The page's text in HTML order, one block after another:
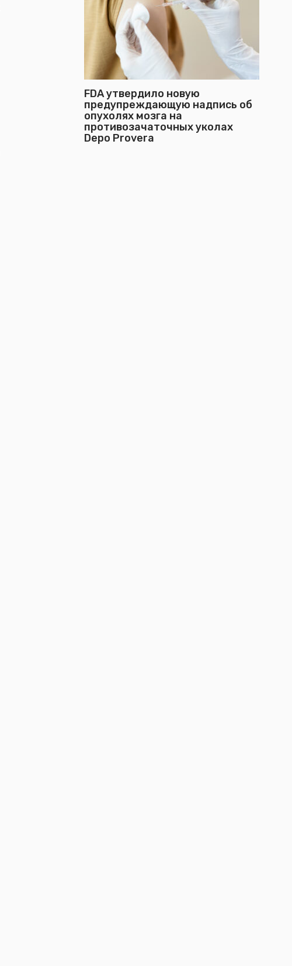
FDA утвердило новую
предупреждающую надпись об
опухолях мозга на
противозачаточных уколах
Depo Provera